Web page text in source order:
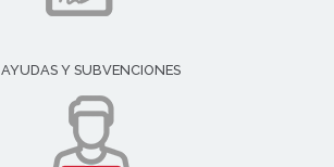
AYUDAS Y SUBVENCIONES